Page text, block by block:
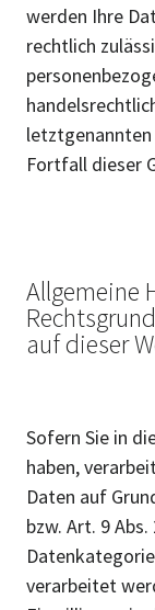
werden Ihre
rechtlich
Fortfall dieser
Allgemeine
auf dieser
Sofern Sie in
haben,
Daten auf
bzw. Art. 9
verarbeitet